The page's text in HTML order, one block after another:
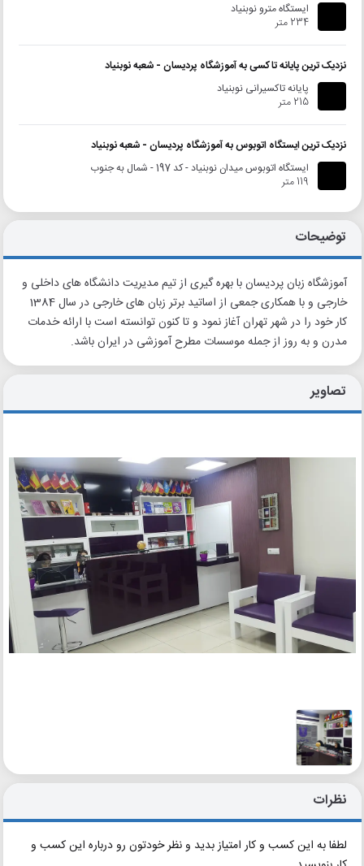
ایستگاه مترو نوبنیاد
234 متر
نزدیک ترین پایانه تاکسی به آموزشگاه پردیسان - شعبه نوبنیاد
پایانه تاکسیرانی نوبنیاد
215 متر
نزدیک ترین ایستگاه اتوبوس به آموزشگاه پردیسان - شعبه نوبنیاد
ایستگاه اتوبوس میدان نوبنیاد - کد 197 - شمال به جنوب
119 متر
توضیحات
آموزشگاه زبان پردیسان با بهره گیری از تیم مدیریت دانشگاه های داخلی و
خارجی و با همکاری جمعی از اساتید برتر زبان های خارجی در سال 1384
کار خود را در شهر تهران آغاز نمود و تا کنون توانسته است با ارائه خدمات
مدرن و به روز از جمله موسسات مطرح آموزشی در ایران باشد.
تصاویر
نظرات
لطفا به این کسب و کار امتیاز بدید و نظر خودتون رو درباره این کسب و